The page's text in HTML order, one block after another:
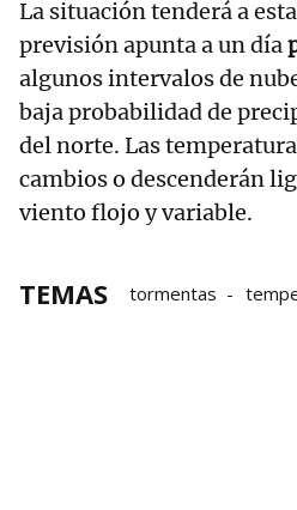
La situación tenderá a
previsión apunta a un día
algunos intervalos de
baja probabilidad de
del norte. Las
cambios o descenderán
viento flojo y variable.
TEMAS tormentas